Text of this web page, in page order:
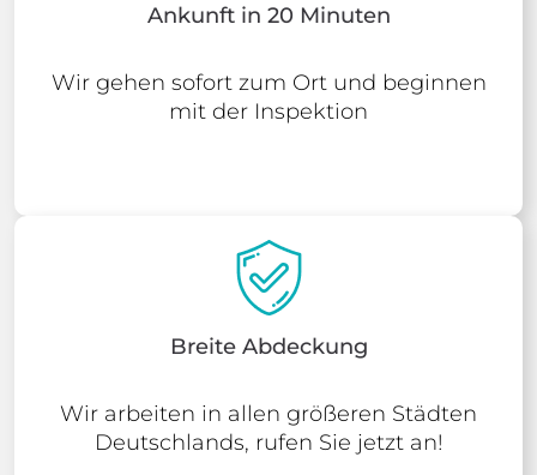
Ankunft in 20 Minuten
Wir gehen sofort zum Ort und beginnen
mit der Inspektion
Breite Abdeckung
Wir arbeiten in allen größeren Städten
Deutschlands, rufen Sie jetzt an!